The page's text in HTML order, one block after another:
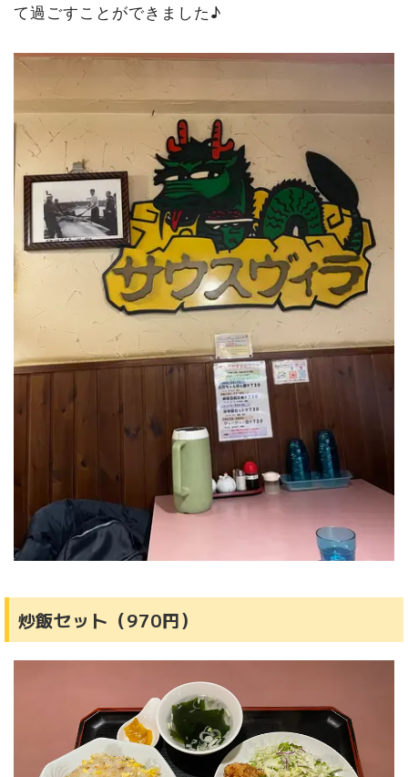
て過ごすことができました♪
炒飯セット（970円）